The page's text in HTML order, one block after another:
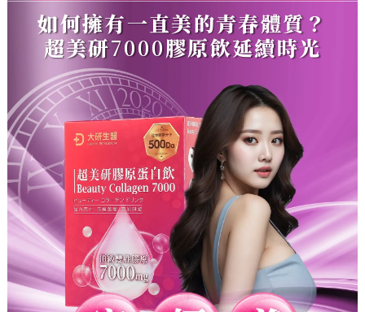
如何擁有一直美的青春體質？
超美研7000膠原飲延續時光